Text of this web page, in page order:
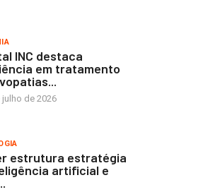
INC destaca
em tratamento
julho de 2026
estrutura estratégia
artificial e